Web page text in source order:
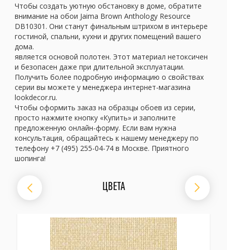
Чтобы создать уютную обстановку в доме, обратите
внимание на обои Jaima Brown Anthology Resource
DB10301. Они станут финальным штрихом в интерьере
гостиной, спальни, кухни и других помещений вашего
дома.
является основой полотен. Этот материал нетоксичен
и безопасен даже при длительной эксплуатации.
Получить более подробную информацию о свойствах
серии вы можете у менеджера интернет-магазина
lookdecor.ru.
Чтобы оформить заказ на образцы обоев из серии,
просто нажмите кнопку «Купить» и заполните
предложенную онлайн-форму. Если вам нужна
консультация, обращайтесь к нашему менеджеру по
телефону +7 (495) 255-04-74 в Москве. Приятного
шопинга!
ЦВЕТА